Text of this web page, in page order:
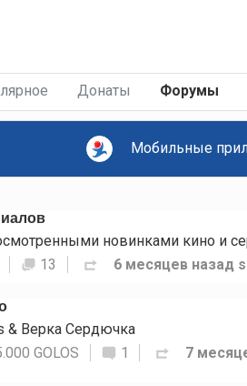
Донаты Форумы
Мобильные
новинками кино и
13 6 месяцев назад
& Верка Сердючка
GOLOS 1 7